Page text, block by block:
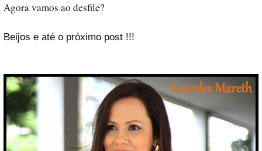
Agora vamos ao desfile?
Beijos e até o próximo post !!!